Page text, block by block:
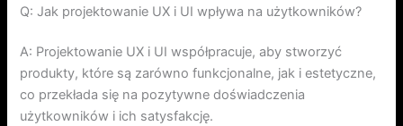
Q: Jak projektowanie UX i UI wpływa na użytkowników?
A: Projektowanie UX i UI współpracuje, aby stworzyć
produkty, które są zarówno funkcjonalne, jak i estetyczne,
co przekłada się na pozytywne doświadczenia
użytkowników i ich satysfakcję.